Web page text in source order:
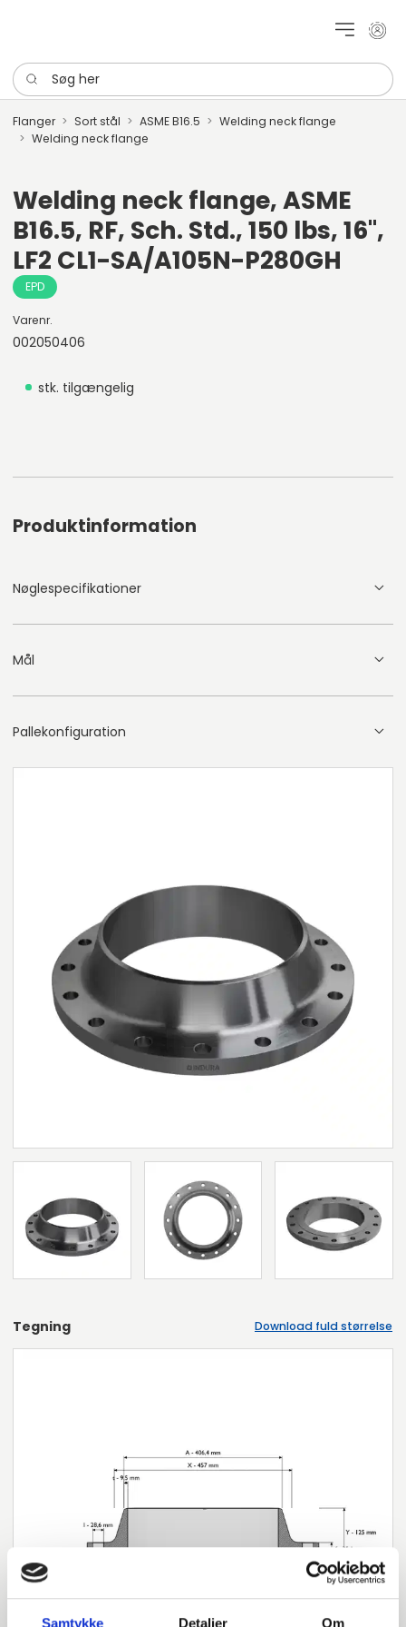
Samtykke Detaljer Om
Mit
Søg her
Flanger Sort stål ASME B16.5
Welding neck flange
Welding neck flange
Welding neck flange, ASME
B16.5, RF, Sch. Std., 150 lbs, 16",
LF2 CL1-SA/A105N-P280GH
EPD
Varenr.
002050406
stk. tilgængelig
Produktinformation
Nøglespecifikationer
Mål
Pallekonfiguration
Tegning Download fuld størrelse